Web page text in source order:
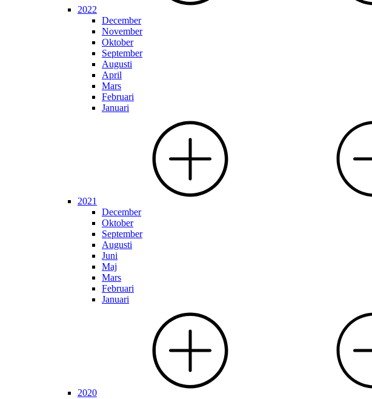
2022
December
November
Oktober
September
Augusti
April
Mars
Februari
Januari
2021
December
Oktober
September
Augusti
Juni
Maj
Mars
Februari
Januari
2020